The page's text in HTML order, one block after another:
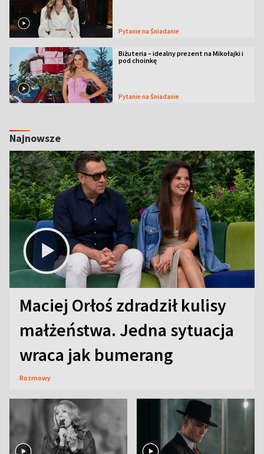
Pytanie na Śniadanie
Biżuteria – idealny prezent na Mikołajki i
pod choinkę
Pytanie na Śniadanie
Najnowsze
Maciej Orłoś zdradził kulisy
małżeństwa. Jedna sytuacja
wraca jak bumerang
Rozmowy